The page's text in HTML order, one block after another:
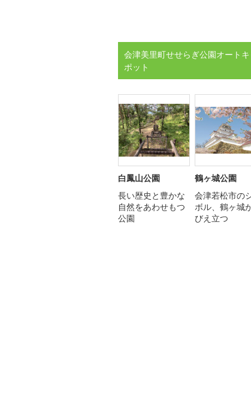
会津美里町せせらぎ公園オート
ポット
白鳳山公園
長い歴史と豊かな
自然をあわせもつ
公園
鶴ヶ城公園
会津若松市の
ボル、鶴ヶ城
びえ立つ